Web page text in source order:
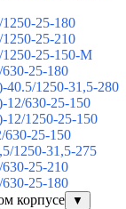
25-180
25-210
25-150-М
25-180
1250-31,5-280
630-25-150
1250-25-150
25-150
1250-31,5-275
25-210
25-180
корпусе
▼